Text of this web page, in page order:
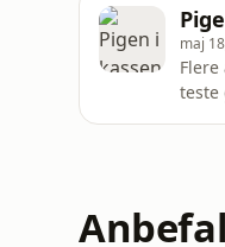
bag
maj
teste